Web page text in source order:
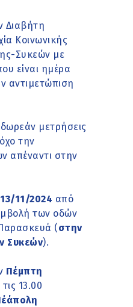
Διαβήτη
Κοινωνικής
Συκεών με
είναι ημέρα
αντιμετώπιση
μετρήσεις
την
απέναντι στην
11/2024 από
των οδών
(στην
Συκεών).
Πέμπτη
13.00